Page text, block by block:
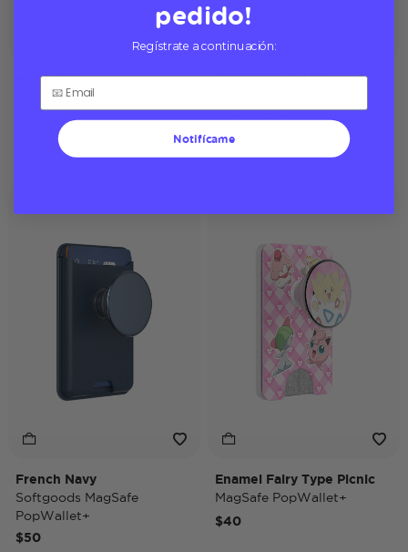
Blush Pink
MagSafe PopWallet+
The Dark Lord Has
$40
French Navy
Softgoods MagSafe
PopWallet+
$50
Enamel Fairy Type Picnic
MagSafe PopWallet+
$40
pedido!
Regístrate a continuación:
Notifícame